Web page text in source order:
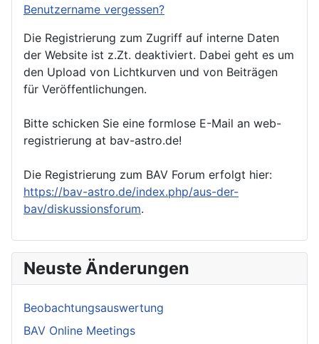
Benutzername vergessen?
Die Registrierung zum Zugriff auf interne Daten
der Website ist z.Zt. deaktiviert. Dabei geht es um
den Upload von Lichtkurven und von Beiträgen
für Veröffentlichungen.
Bitte schicken Sie eine formlose E-Mail an web-
registrierung at bav-astro.de!
Die Registrierung zum BAV Forum erfolgt hier:
https://bav-astro.de/index.php/aus-der-
bav/diskussionsforum.
Neuste Änderungen
Beobachtungsauswertung
BAV Online Meetings